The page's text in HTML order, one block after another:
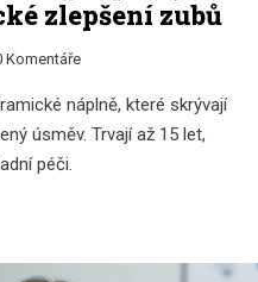
zlepšení zubů
Komentáře
náplně, které skrývají
úsměv. Trvají až 15 let,
péči.